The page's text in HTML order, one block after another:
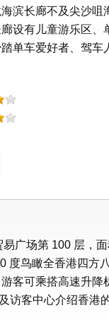
滨长廊不及尖沙咀
设有儿童游乐区、
单车爱好者、驾车
广场第 100 层，
度鸟瞰全香港四方
客可乘搭高速升降
访客中心介绍香港